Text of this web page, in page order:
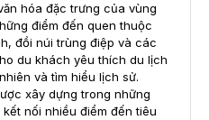
hóa đặc trưng của vùng
điểm đến quen thuộc
đồi núi trùng điệp và các
du khách yêu thích du lịch
và tìm hiểu lịch sử.
xây dựng trong những
nối nhiều điểm đến tiêu